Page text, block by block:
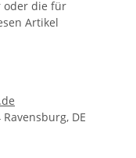
oder die für
Artikel
DE